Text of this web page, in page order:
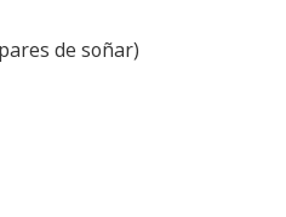
de soñar)